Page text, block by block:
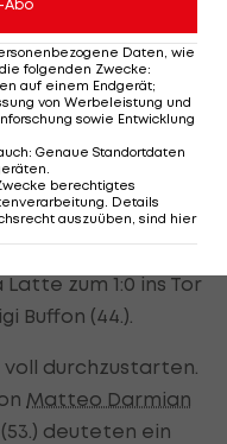
und somit die
souverän über
Ricas
noch nicht zu
1:0.
der linken Seite
zum 1:0 ins Tor
Buffon (44.).
durchzustarten.
Matteo Darmian
deuteten ein
Abo
Daten, wie
folgenden Zwecke:
auf einem Endgerät;
von Werbeleistung und
sowie Entwicklung
: Genaue Standortdaten
.
berechtigtes
Details
auszuüben, sind hier